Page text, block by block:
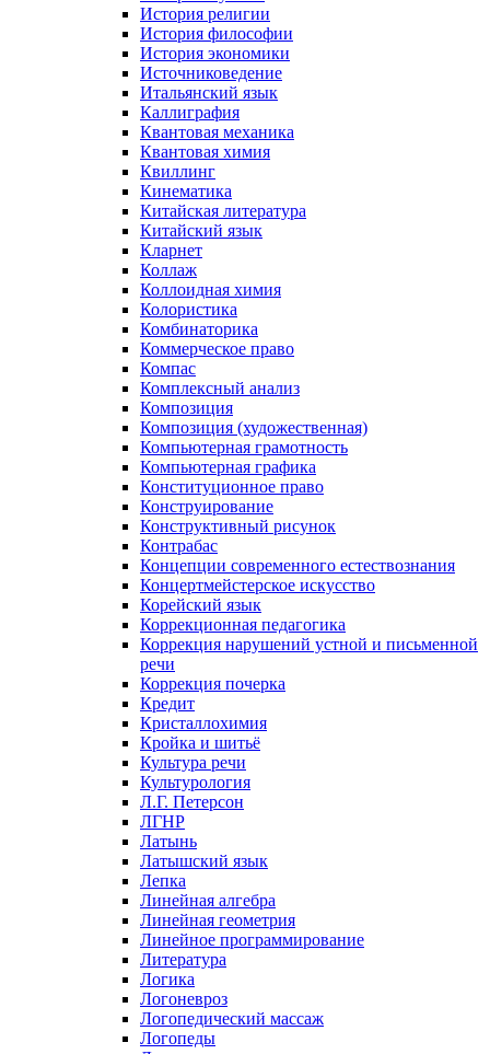
История религии
История философии
История экономики
Источниковедение
Итальянский язык
Каллиграфия
Квантовая механика
Квантовая химия
Квиллинг
Кинематика
Китайская литература
Китайский язык
Кларнет
Коллаж
Коллоидная химия
Колористика
Комбинаторика
Коммерческое право
Компас
Комплексный анализ
Композиция
Композиция (художественная)
Компьютерная грамотность
Компьютерная графика
Конституционное право
Конструирование
Конструктивный рисунок
Контрабас
Концепции современного естествознания
Концертмейстерское искусство
Корейский язык
Коррекционная педагогика
Коррекция нарушений устной и письменной
речи
Коррекция почерка
Кредит
Кристаллохимия
Кройка и шитьё
Культура речи
Культурология
Л.Г. Петерсон
ЛГНР
Латынь
Латышский язык
Лепка
Линейная алгебра
Линейная геометрия
Линейное программирование
Литература
Логика
Логоневроз
Логопедический массаж
Логопеды